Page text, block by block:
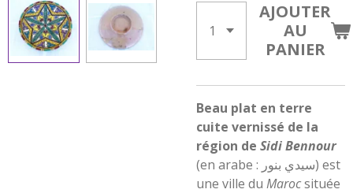
AJOUTER
AU
PANIER
Beau plat en terre
cuite vernissé de la
région de Sidi Bennour
(en arabe : سيدي بنور) est
une ville du Marocsituée